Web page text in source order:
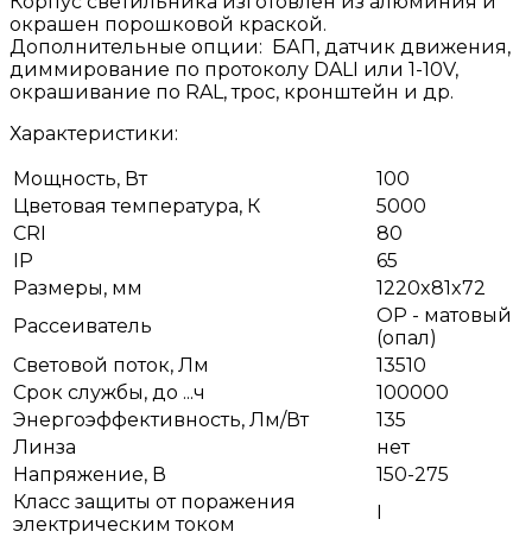
окрашен порошковой краской.
Дополнительные опции: БАП, датчик движения,
диммирование по протоколу DALI или 1-10V,
окрашивание по RAL, трос, кронштейн и др.
Характеристики:
Мощность, Вт
100
Цветовая температура, К
5000
CRI
80
IP
65
Размеры, мм
1220x81x72
Рассеиватель
OP - матовый
(опал)
Световой поток, Лм
13510
Срок службы, до ...ч
100000
Энергоэффективность, Лм/Вт
135
Линза
нет
Напряжение, В
150-275
Класс защиты от поражения
электрическим током
I